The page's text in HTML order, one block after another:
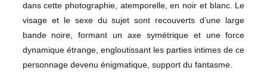
dans cette photographie, atemporelle, en noir et blanc. Le
visage et le sexe du sujet sont recouverts d’une large
bande noire, formant un axe symétrique et une force
dynamique étrange, engloutissant les parties intimes de ce
personnage devenu énigmatique, support du fantasme.